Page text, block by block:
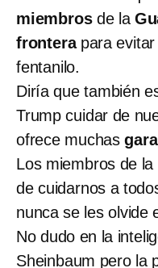
miembrosde la
fronterapara evitar
fentanilo.
Diría que también
Trump cuidar de
ofrece muchas
Los miembros de
de cuidarnos a
nunca se les olvide
No dudo en la
Sheinbaum pero la